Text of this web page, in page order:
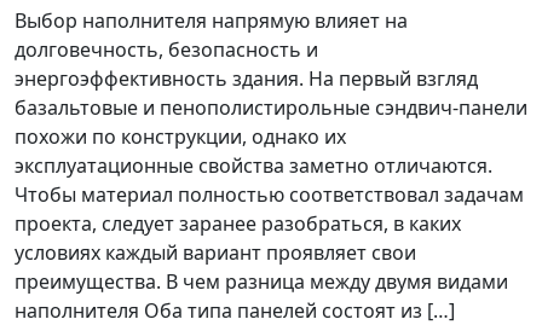
Выбор наполнителя напрямую влияет на
долговечность, безопасность и
энергоэффективность здания. На первый взгляд
базальтовые и пенополистирольные сэндвич-панели
похожи по конструкции, однако их
эксплуатационные свойства заметно отличаются.
Чтобы материал полностью соответствовал задачам
проекта, следует заранее разобраться, в каких
условиях каждый вариант проявляет свои
преимущества. В чем разница между двумя видами
наполнителя Оба типа панелей состоят из […]